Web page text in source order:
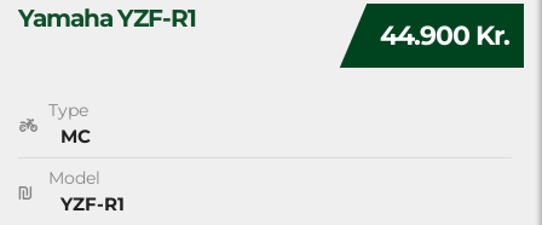
44.900 Kr.
Yamaha YZF-R1
Type
MC
Model
YZF-R1